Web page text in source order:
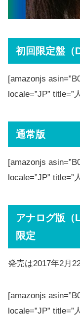
初回限定盤（
[amazonjs
locale=”JP”
通常版
[amazonjs
locale=”JP” title=”
アナログ版（
限定
発売は2017年2月
[amazonjs
locale=”JP”